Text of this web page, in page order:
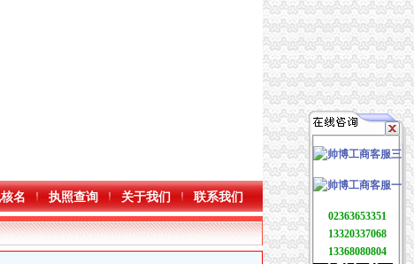
名 执照查询 关于我们 联系我们
02363653351
13320337068
13368080804